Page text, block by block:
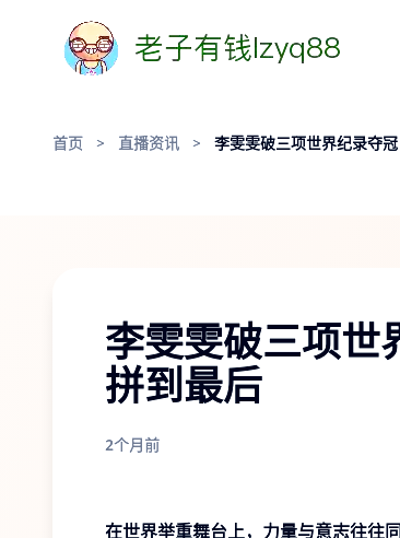
首页 > 直播资讯 > 李雯雯破三项世界纪录夺
李雯雯破三项世
拼到最后
2个月前
在世界举重舞台上，力量与意志往往